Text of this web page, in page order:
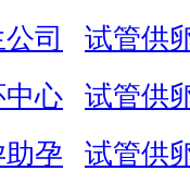
司
试管供
中心
试管供
孕
试管供